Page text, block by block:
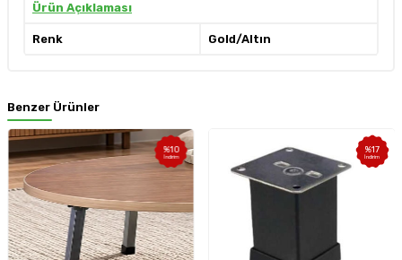
Ürün Açıklaması
Renk Gold/Altın
Benzer Ürünler
%10
İndirim
%17
İndirim